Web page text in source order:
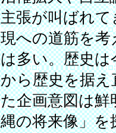
主張が叫ばれ
現への道筋を
は多い。歴史
から歴史を据
た企画意図は
縄の将来像」を